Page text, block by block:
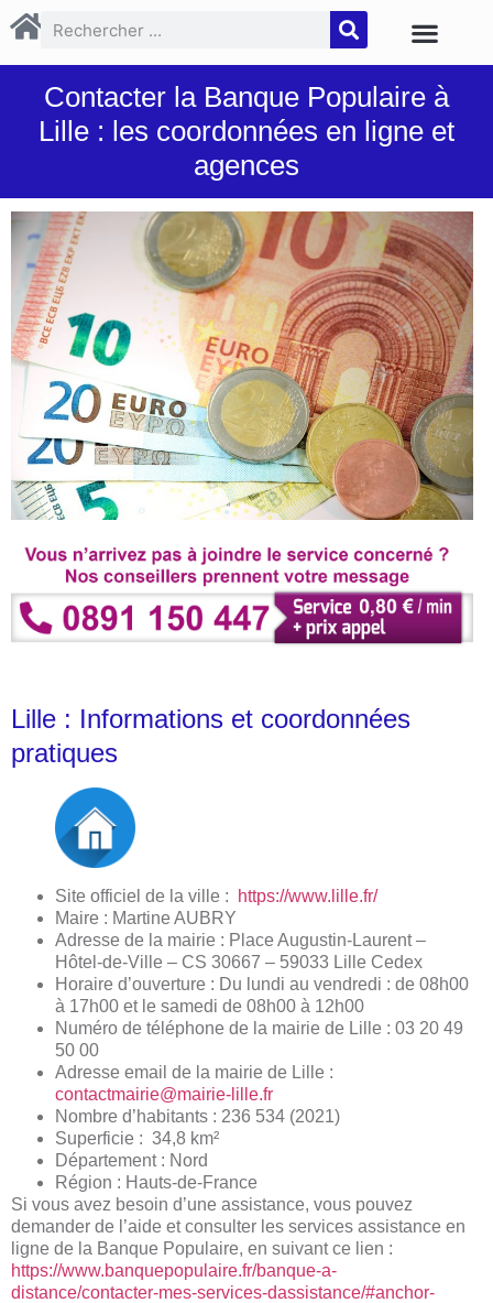
Contacter la Banque Populaire à
Lille : les coordonnées en ligne et
agences
Lille : Informations et coordonnées
pratiques
Site officiel de la ville :
https://www.lille.fr/
Maire : Martine AUBRY
Adresse de la mairie : Place Augustin-Laurent –
Hôtel-de-Ville – CS 30667 – 59033 Lille Cedex
Horaire d’ouverture : Du lundi au vendredi : de 08h00
à 17h00 et le samedi de 08h00 à 12h00
Numéro de téléphone de la mairie de Lille : 03 20 49
50 00
Adresse email de la mairie de Lille :
contactmairie@mairie-lille.fr
Nombre d’habitants : 236 534 (2021)
Superficie : 34,8 km²
Département : Nord
Région : Hauts-de-France
Si vous avez besoin d’une assistance, vous pouvez
demander de l’aide et consulter les services assistance en
ligne de la Banque Populaire, en suivant ce lien :
https://www.banquepopulaire.fr/banque-a-
distance/contacter-mes-services-dassistance/#anchor-